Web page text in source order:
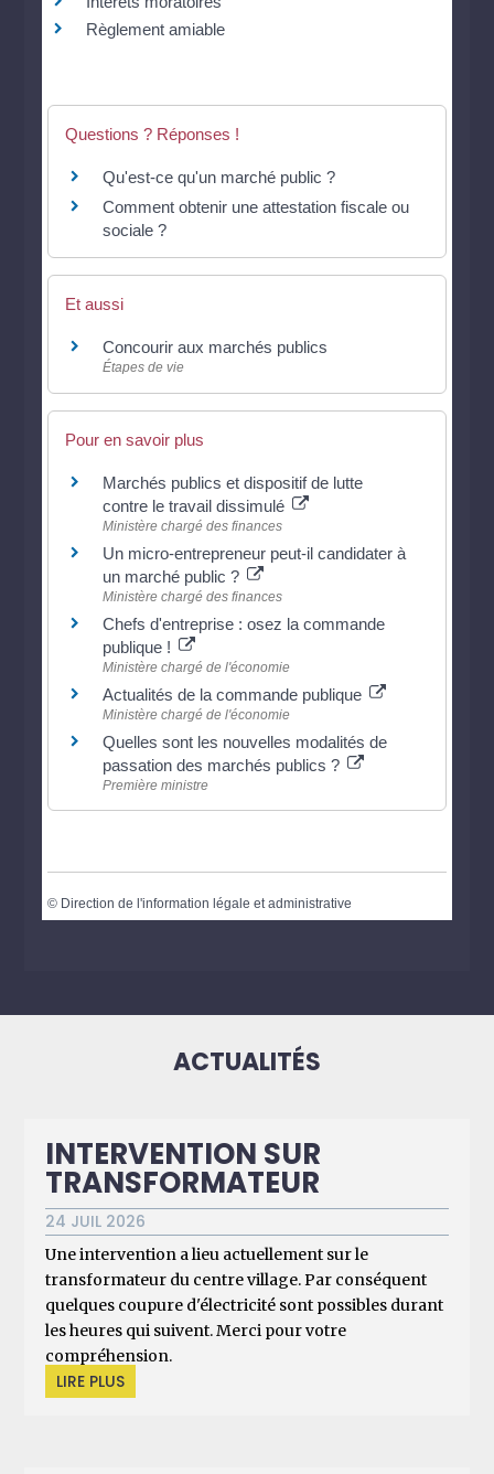
Règlement amiable
Questions ? Réponses !
Qu'est-ce qu'un marché public ?
Comment obtenir une attestation fiscale ou
sociale ?
Et aussi
Concourir aux marchés publics
Étapes de vie
Pour en savoir plus
Marchés publics et dispositif de lutte
contre le travail dissimulé
Ministère chargé des finances
Un micro-entrepreneur peut-il candidater à
un marché public ?
Ministère chargé des finances
Chefs d'entreprise : osez la commande
publique !
Ministère chargé de l'économie
Actualités de la commande publique
Ministère chargé de l'économie
Quelles sont les nouvelles modalités de
passation des marchés publics ?
Première ministre
© Direction de l'information légale et administrative
ACTUALITÉS
INTERVENTION SUR
TRANSFORMATEUR
24 JUIL 2026
Une intervention a lieu actuellement sur le
transformateur du centre village. Par conséquent
quelques coupure d'électricité sont possibles durant
les heures qui suivent. Merci pour votre
compréhension.
LIRE PLUS